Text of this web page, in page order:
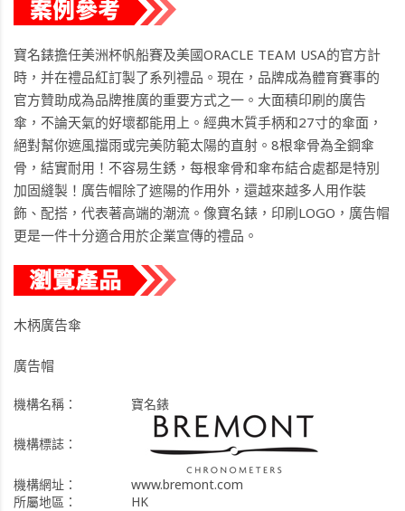
寶名錶擔任美洲杯帆船賽及美國ORACLE TEAM USA的官方計
時，并在禮品紅訂製了系列禮品。現在，品牌成為體育賽事的
官方贊助成為品牌推廣的重要方式之一。大面積印刷的廣告
傘，不論天氣的好壞都能用上。經典木質手柄和27寸的傘面，
絕對幫你遮風擋雨或完美防範太陽的直射。8根傘骨為全鋼傘
骨，結實耐用！不容易生銹，每根傘骨和傘布結合處都是特別
加固縫製！廣告帽除了遮陽的作用外，還越來越多人用作裝
飾、配搭，代表著高端的潮流。像寶名錶，印刷LOGO，廣告帽
更是一件十分適合用於企業宣傳的禮品。
木柄廣告傘
廣告帽
機構名稱： 寶名錶
機構標誌：
機構網址：
www.bremont.com
所屬地區：
HK